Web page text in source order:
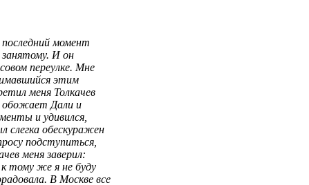
момент
занятому. И он
переулке. Мне
этим
меня Толкачев
обожает Дали и
и удивился,
слегка обескуражен
подступиться,
меня заверил:
тому же я не буду
В Москве все